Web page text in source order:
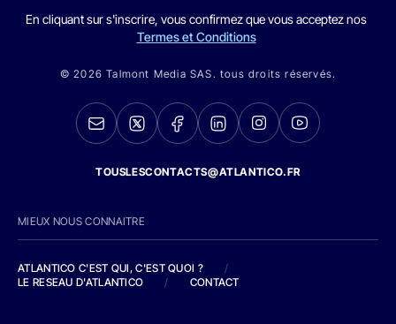
En cliquant sur s'inscrire, vous confirmez que vous acceptez nos
Termes et Conditions
© 2026 Talmont Media SAS. tous droits réservés.
TOUSLESCONTACTS@ATLANTICO.FR
MIEUX NOUS CONNAITRE
ATLANTICO C'EST QUI, C'EST QUOI ?
/
LE RESEAU D'ATLANTICO
/ CONTACT